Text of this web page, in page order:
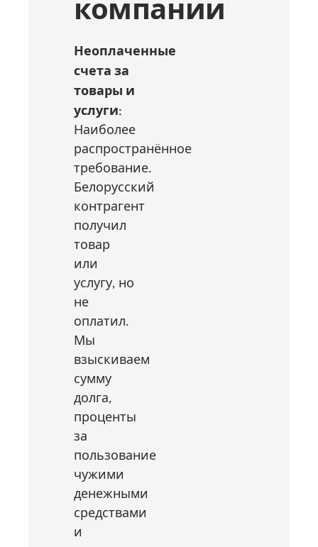
Неоплаченные
счета за
товары и
услуги:
Наиболее
распространённое
требование.
Белорусский
контрагент
получил
товар
или
услугу, но
не
оплатил.
Мы
взыскиваем
сумму
долга,
проценты
за
пользование
чужими
денежными
средствами
и